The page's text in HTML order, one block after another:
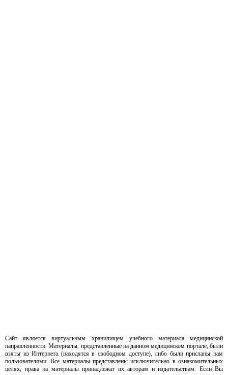
Сайт является виртуальным хранилищем учебного материала медицинской
направленности. Материалы, представленные на данном медицинском портале, были
взяты из Интернета (находятся в свободном доступе), либо были присланы нам
пользователями. Все материалы представлены исключительно в ознакомительных
целях, права на материалы принадлежат их авторам и издательствам. Если Вы